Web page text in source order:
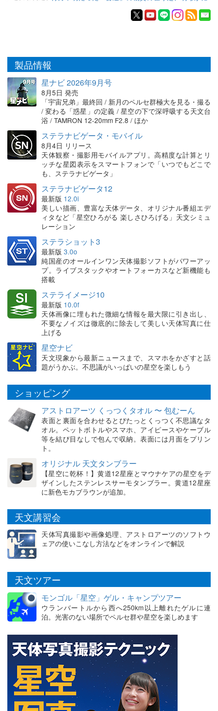
製品情報
星ナビ 2026年9月号
8月5日 発売
「宇宙兄弟」最終回 / 新月のペルセ群極大を見る・撮る
/ 変わる「惑星」の定義 / 星空の下で深呼吸する天文台
浴 / TAMRON 12-20mm F2.8 / ほか
ステラナビゲータ・モバイル
8月4日 リリース
天体観察・撮影用モバイルアプリ。高精度な計算とリ
ッチな星図表示をスマートフォンで「いつでもどこで
も、ステラナビゲータ」
ステラナビゲータ12
最新版 12.0i
美しい描画、豊富な天体データ、オリジナル番組エデ
ィタなど「星空ひろがる 楽しさひろげる」天文シミュ
レーション
ステラショット3
最新版 3.0o
純国産のオールインワン天体撮影ソフトがパワーアッ
プ。ライブスタックやオートフォーカスなど新機能も
搭載
ステライメージ10
最新版 10.0f
天体画像に埋もれた微細な情報を最大限に引き出し、
不要なノイズは徹底的に除去して美しい天体写真に仕
上げる
星空ナビ
天文現象から最新ニュースまで、スマホをかざすと話
題がうかぶ。不思議がいっぱいの星空を楽しもう
ショッピング
アストロアーツ くっつくタオル 〜 包むーん
表面と裏面を合わせるとぴたっとくっつく不思議なタ
オル。ペットボトルやスマホ、アイピースやケーブル
等を結び目なしで包んで収納。表面には月面をプリン
ト。
オリジナル 天文タンブラー
【星空に乾杯！】黄道12星座とマウナケアの星空をデ
ザインしたステンレスサーモタンブラー。黄道12星座
に新色モカブラウンが追加。
天文講習会
天体写真撮影や画像処理、アストロアーツのソフトウ
ェアの使いこなし方法などをオンラインで解説
天文ツアー
モンゴル「星空」ゲル・キャンプツアー
ウランバートルから西へ250km以上離れたゲルに連
泊。光害のない場所でペルセ群や星空を楽しめます